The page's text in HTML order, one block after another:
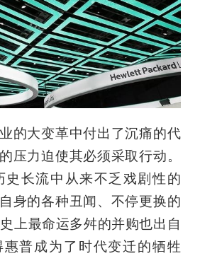
的大变革中付出了沉痛的代
压力迫使其必须采取行动。
长流中从来不乏戏剧性的
身的各种丑闻、不停更换的
上最命运多舛的并购也出自
普成为了时代变迁的牺牲